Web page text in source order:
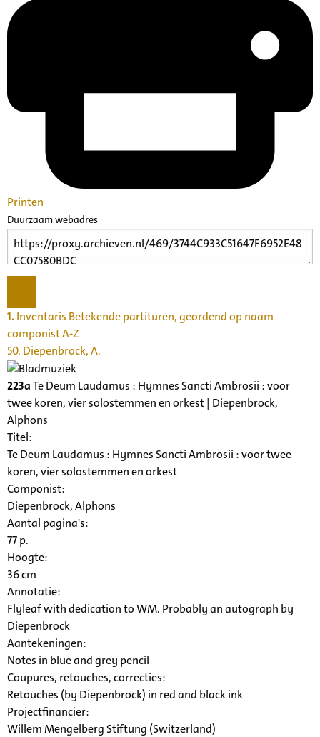
Printen
Duurzaam webadres
1.Inventaris Betekende partituren, geordend op naam
componist A-Z
50. Diepenbrock, A.
223aTe Deum Laudamus : Hymnes Sancti Ambrosii : voor
twee koren, vier solostemmen en orkest | Diepenbrock,
Alphons
Titel:
Te Deum Laudamus : Hymnes Sancti Ambrosii : voor twee
koren, vier solostemmen en orkest
Componist:
Diepenbrock, Alphons
Aantal pagina's:
77 p.
Hoogte:
36 cm
Annotatie:
Flyleaf with dedication to WM. Probably an autograph by
Diepenbrock
Aantekeningen:
Notes in blue and grey pencil
Coupures, retouches, correcties:
Retouches (by Diepenbrock) in red and black ink
Projectfinancier:
Willem Mengelberg Stiftung (Switzerland)